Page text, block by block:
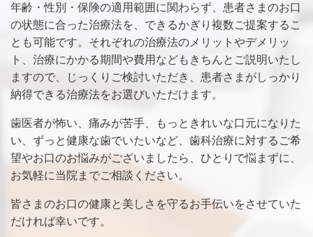
年齢・性別・保険の適用範囲に関わらず、患者さまのお口
の状態に合った治療法を、できるかぎり複数ご提案するこ
とも可能です。それぞれの治療法のメリットやデメリッ
ト、治療にかかる期間や費用などもきちんとご説明いたし
ますので、じっくりご検討いただき、患者さまがしっかり
納得できる治療法をお選びいただけます。
歯医者が怖い、痛みが苦手、もっときれいな口元になりた
い、ずっと健康な歯でいたいなど、歯科治療に対するご希
望やお口のお悩みがございましたら、ひとりで悩まずに、
お気軽に当院までご相談ください。
皆さまのお口の健康と美しさを守るお手伝いをさせていた
だければ幸いです。